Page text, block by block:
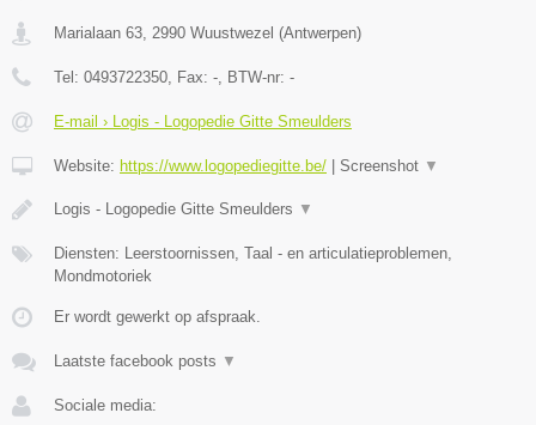
Marialaan 63, 2990 Wuustwezel (Antwerpen)
Tel: 0493722350, Fax: -, BTW-nr: -
E-mail › Logis - Logopedie Gitte Smeulders
Website: https://www.logopediegitte.be/ Screenshot ▼
Logis - Logopedie Gitte Smeulders ▼
Diensten: Leerstoornissen, Taal - en articulatieproblemen,
Mondmotoriek
Er wordt gewerkt op afspraak.
Laatste facebook posts ▼
Sociale media: